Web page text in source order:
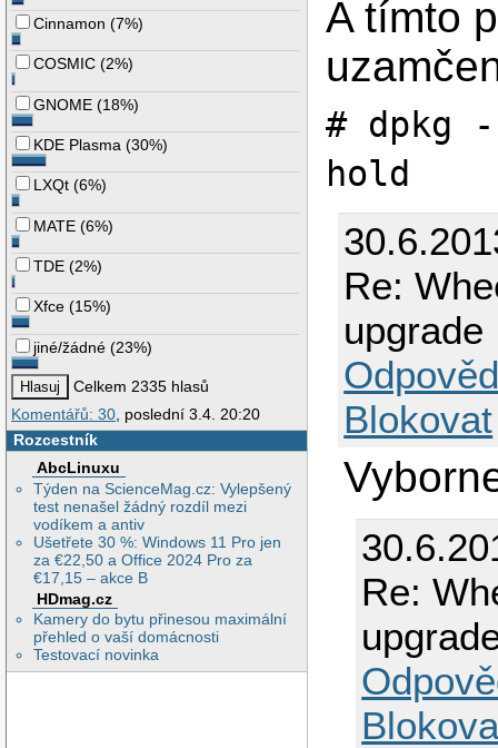
Cinnamon (7%)
COSMIC (2%)
GNOME (18%)
KDE Plasma (30%)
LXQt (6%)
MATE (6%)
TDE (2%)
Xfce (15%)
jiné/žádné (23%)
Celkem 2335 hlasů
Komentářů: 30, poslední 3.4. 20:20
Rozcestník
AbcLinuxu
Týden na ScienceMag.cz: Vylepšený
test nenašel žádný rozdíl mezi
vodíkem a antiv
Ušetřete 30 %: Windows 11 Pro jen
za €22,50 a Office 2024 Pro za
€17,15 – akce B
HDmag.cz
Kamery do bytu přinesou maximální
přehled o vaší domácnosti
Testovací novinka
A tímto
# dpkg
hold
Re:
upgrade
Blokovat
Re: